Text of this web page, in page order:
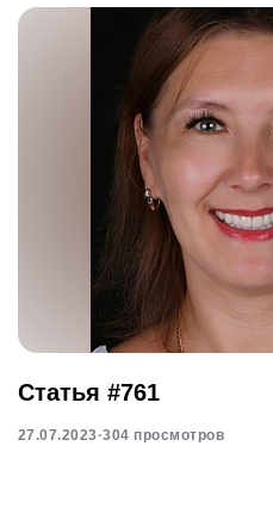
Статья #761
27.07.2023·304 просмотров